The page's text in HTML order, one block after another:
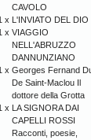
CAVOLO
x L'INVIATO DEL DIO
x VIAGGIO
NELL'ABRUZZO
DANNUNZIANO
x Georges Fernand
De Saint-Maclou Il
dottore della Grotta
x LA SIGNORA DAI
CAPELLI ROSSI
Racconti, poesie,